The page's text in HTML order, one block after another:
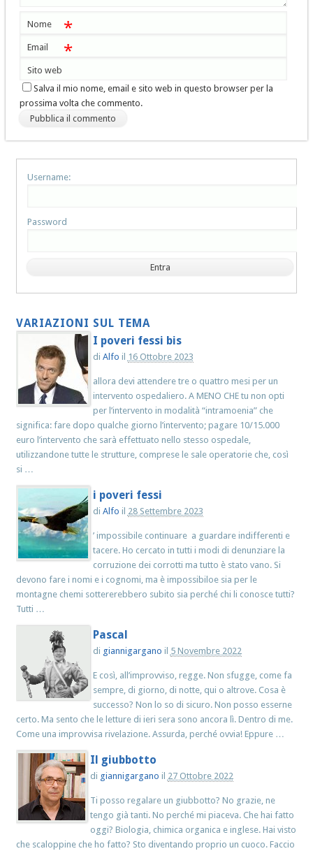
Nome *
Email *
Sito web
Salva il mio nome, email e sito web in questo browser per la
prossima volta che commento.
Username:
Password
VARIAZIONI SUL TEMA
I poveri fessi bis
di Alfo il 16 Ottobre 2023
allora devi attendere tre o quattro mesi per un
intervento ospedaliero. A MENO CHE tu non opti
per l’intervento in modalità “intramoenia” che
significa: fare dopo qualche giorno l’intervento; pagare 10/15.000
euro l’intervento che sarà effettuato nello stesso ospedale,
utilizzandone tutte le strutture, comprese le sale operatorie che, così
si …
i poveri fessi
di Alfo il 28 Settembre 2023
’ impossibile continuare a guardare indifferenti e
tacere. Ho cercato in tutti i modi di denunziare la
corruzione dei corrotti ma tutto è stato vano. Si
devono fare i nomi e i cognomi, ma è impossibiloe sia per le
montagne chemi sottererebbero subito sia perché chi li conosce tutti?
Tutti …
Pascal
di giannigargano il 5 Novembre 2022
E così, all’improvviso, regge. Non sfugge, come fa
sempre, di giorno, di notte, qui o altrove. Cosa è
successo? Non lo so di sicuro. Non posso esserne
certo. Ma sento che le letture di ieri sera sono ancora lì. Dentro di me.
Come una improvvisa rivelazione. Assurda, perché ovvia! Eppure …
Il giubbotto
di giannigargano il 27 Ottobre 2022
Ti posso regalare un giubbotto? No grazie, ne
tengo già tanti. No perché mi piaceva. Che hai fatto
oggi? Biologia, chimica organica e inglese. Hai visto
che scaloppine che ho fatto? Sto diventando proprio un cuoco. Faccio